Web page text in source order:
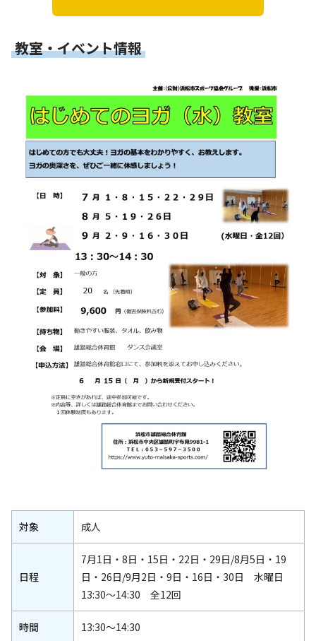
教室・イベント情報
対象 成人
日程
7月1日・8日・15日・22日・29日/8月5日・19
日・26日/9月2日・9日・16日・30日 水曜日
13:30～14:30 全12回
時間 13:30～14:30